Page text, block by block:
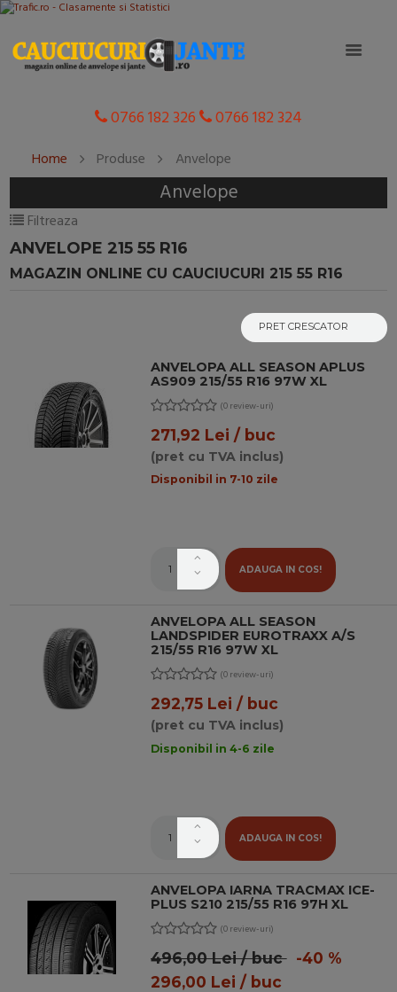
0766 182 326 0766 182 324
Home Produse Anvelope
Anvelope
Filtreaza
ANVELOPE 215 55 R16
MAGAZIN ONLINE CU CAUCIUCURI 215 55 R16
ANVELOPA ALL SEASON APLUS
AS909 215/55 R16 97W XL
(0 review-uri)
271,92 Lei / buc
(pret cu TVA inclus)
Disponibil in 7-10 zile
ADAUGA IN COS!
ANVELOPA ALL SEASON
LANDSPIDER EUROTRAXX A/S
215/55 R16 97W XL
(0 review-uri)
292,75 Lei / buc
(pret cu TVA inclus)
Disponibil in 4-6 zile
ADAUGA IN COS!
ANVELOPA IARNA TRACMAX ICE-
PLUS S210 215/55 R16 97H XL
(0 review-uri)
496,00 Lei / buc-40 %
296,00 Lei / buc